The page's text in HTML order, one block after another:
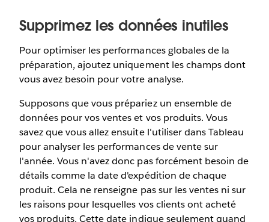
Supprimez les données inutiles
Pour optimiser les performances globales de la
préparation, ajoutez uniquement les champs dont
vous avez besoin pour votre analyse.
Supposons que vous prépariez un ensemble de
données pour vos ventes et vos produits. Vous
savez que vous allez ensuite l'utiliser dans Tableau
pour analyser les performances de vente sur
l'année. Vous n'avez donc pas forcément besoin de
détails comme la date d'expédition de chaque
produit. Cela ne renseigne pas sur les ventes ni sur
les raisons pour lesquelles vos clients ont acheté
vos produits. Cette date indique seulement quand